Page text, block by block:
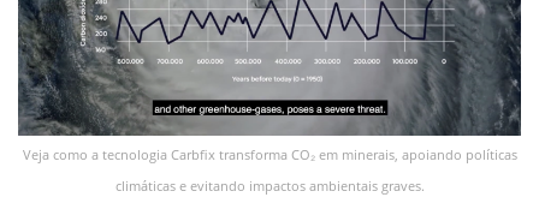
Veja como a tecnologia Carbfix transforma CO₂ em minerais, apoiando políticas
climáticas e evitando impactos ambientais graves.